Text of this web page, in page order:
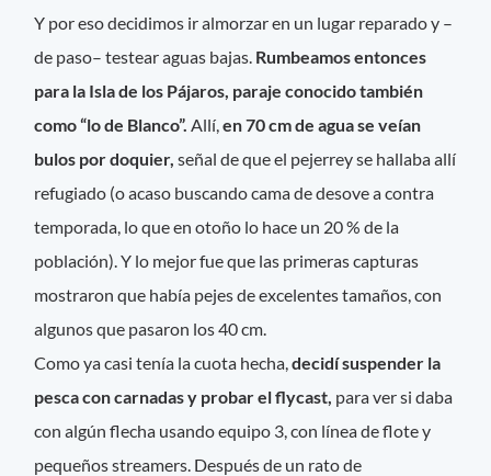
Y por eso decidimos ir almorzar en un lugar reparado y –
de paso– testear aguas bajas. Rumbeamos entonces
para la Isla de los Pájaros, paraje conocido también
como “lo de Blanco”.Allí,en 70 cm de agua se veían
bulos por doquier,señal de que el pejerrey se hallaba allí
refugiado (o acaso buscando cama de desove a contra
temporada, lo que en otoño lo hace un 20 % de la
población). Y lo mejor fue que las primeras capturas
mostraron que había pejes de excelentes tamaños, con
algunos que pasaron los 40 cm.
Como ya casi tenía la cuota hecha,decidí suspender la
pesca con carnadas y probar el flycast, para ver si daba
con algún flecha usando equipo 3, con línea de flote y
pequeños streamers. Después de un rato de